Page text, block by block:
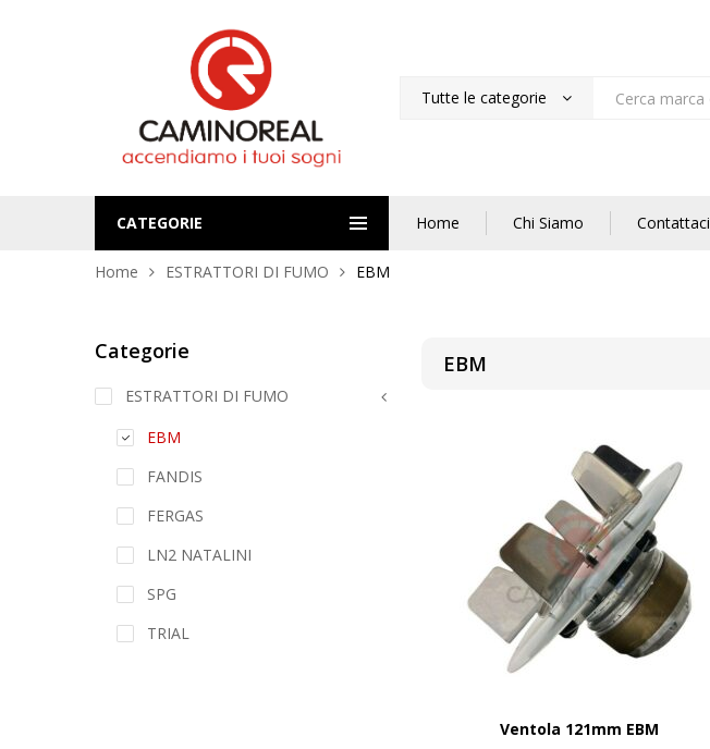
Tutte le categorie
CATEGORIE Home Chi Siamo Contattaci
Home ESTRATTORI DI FUMO EBM
EBM
Aggiungi al carrello
Ventola 121mm EBM
Categorie
ESTRATTORI DI FUMO
EBM
FANDIS
FERGAS
LN2 NATALINI
SPG
TRIAL